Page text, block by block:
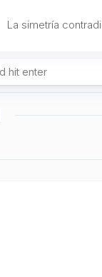
La simetría